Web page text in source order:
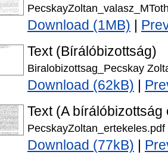
Download (1MB)
Text (Bírálóbizottság)
Biralobizottsag_Pecskay
Download (62kB)
Text (A
PecskayZoltan_ertekeles.pdf
Download (77kB)